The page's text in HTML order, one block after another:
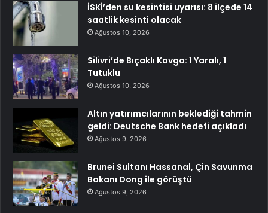
İSKİ’den su kesintisi uyarısı: 8 ilçede 14
saatlik kesinti olacak
Ağustos 10, 2026
Silivri’de Bıçaklı Kavga: 1 Yaralı, 1
Tutuklu
Ağustos 10, 2026
Altın yatırımcılarının beklediği tahmin
geldi: Deutsche Bank hedefi açıkladı
Ağustos 9, 2026
Brunei Sultanı Hassanal, Çin Savunma
Bakanı Dong ile görüştü
Ağustos 9, 2026